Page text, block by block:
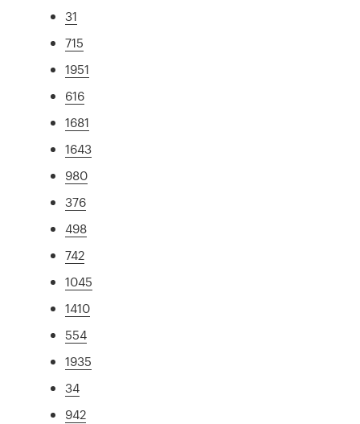
31
715
1951
616
1681
1643
980
376
498
742
1045
1410
554
1935
34
942